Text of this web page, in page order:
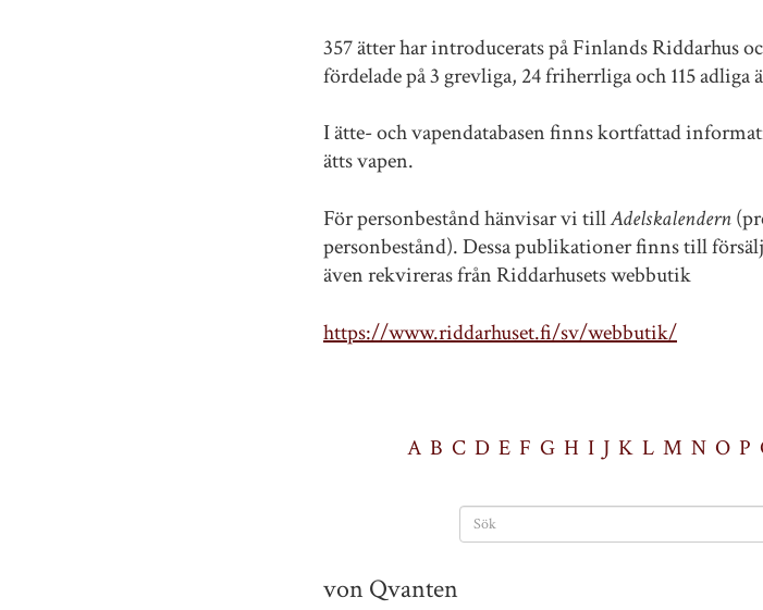
357 ätter har introducerats på Finlands Riddarhus
fördelade på 3 grevliga, 24 friherrliga och 115 adliga
I ätte- och vapendatabasen finns kortfattad
ätts vapen.
För personbestånd hänvisar vi tillAdelskalendern
personbestånd). Dessa publikationer finns till
även rekvireras från Riddarhusets webbutik
https://www.riddarhuset.fi/sv/webbutik/
A B C D E F G H I J K L M N O P
von Qvanten